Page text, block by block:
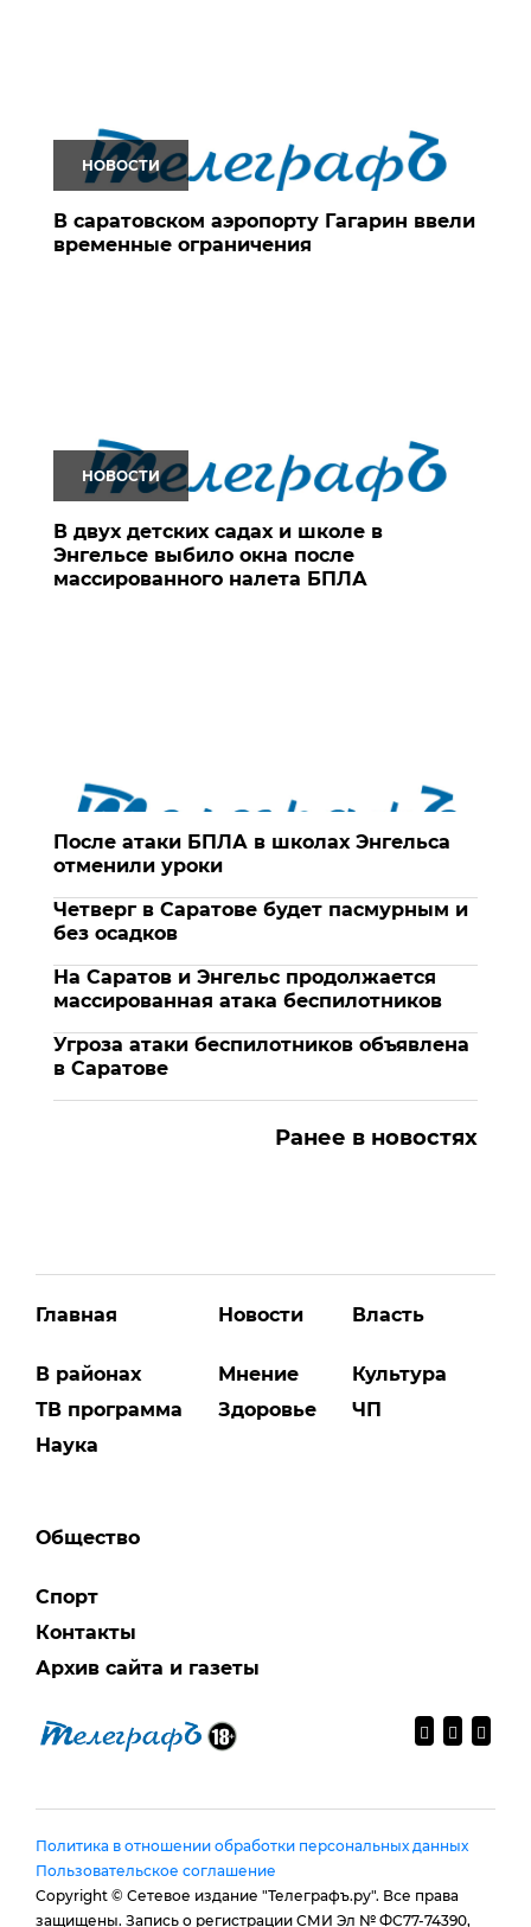
НОВОСТИ
В саратовском аэропорту Гагарин ввели
временные ограничения
НОВОСТИ
В двух детских садах и школе в
Энгельсе выбило окна после
массированного налета БПЛА
После атаки БПЛА в школах Энгельса
отменили уроки
Четверг в Саратове будет пасмурным и
без осадков
На Саратов и Энгельс продолжается
массированная атака беспилотников
Угроза атаки беспилотников объявлена
в Саратове
Ранее в новостях
Главная
В районах
ТВ программа
Наука
Новости
Мнение
Здоровье
Власть
Культура
ЧП
Общество
Спорт
Контакты
Архив сайта и газеты
Политика в отношении обработки персональных данных
Пользовательское соглашение
Copyright © Сетевое издание "Телеграфъ.ру". Все права
защищены. Запись о регистрации СМИ Эл № ФС77-74390,